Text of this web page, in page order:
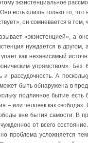
экзистенциальное
есть «лишь только то,
он сомневается в том,
«экзистенцией», а
нуждается в
как независимый
упрямством». Без
рассудочность. А
быть обнаружена в
подлинное бытие
– или человек как
вне бытия самости. В
от всего
проблема усложняется